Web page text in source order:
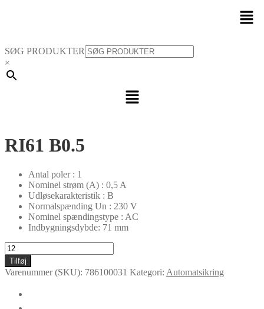
Menu
SØG PRODUKTER
×
Menu
RI61 B0.5
Antal poler : 1
Nominel strøm (A) : 0,5 A
Udløsekarakteristik : B
Normalspænding Un : 230 V
Nominel spændingstype : AC
Indbygningsdybde: 71 mm
RI61
B0.5
antal
Tilføj
Varenummer (SKU): 786100031 Kategori: Automatsikring